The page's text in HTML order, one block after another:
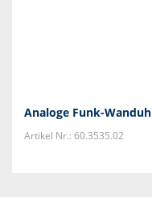
Analoge Funk-
Artikel Nr.: 60.3535.02